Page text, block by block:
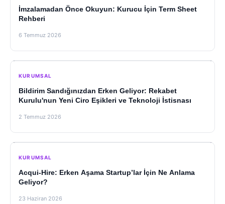
İmzalamadan Önce Okuyun: Kurucu İçin Term Sheet
Rehberi
6 Temmuz 2026
KURUMSAL
Bildirim Sandığınızdan Erken Geliyor: Rekabet
Kurulu'nun Yeni Ciro Eşikleri ve Teknoloji İstisnası
2 Temmuz 2026
KURUMSAL
Acqui-Hire: Erken Aşama Startup’lar İçin Ne Anlama
Geliyor?
23 Haziran 2026